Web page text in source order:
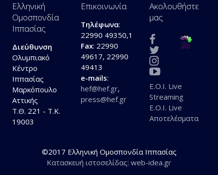
Ελληνική
Ομοσπονδία
Ιππασίας
Διεύθυνση
Ολυμπιακό
Κέντρο
Ιππασίας
Μαρκόπουλο
Αττικής
Τ.Θ. 221 - Τ.Κ.
19003
Επικοινωνία
Τηλέφωνα:
22990 49350,1
Fax: 22990
49617, 22990
49413
e-mails:
hef@hef.gr,
press@hef.gr
Ακολουθήστε
μας
E.O.I. Live
Streaming
E.O.I. Live
Αποτελέσματα
©2017 Ελληνική Ομοσπονδία Ιππασίας
Κατασκευή ιστοσελίδας: web-idea.gr